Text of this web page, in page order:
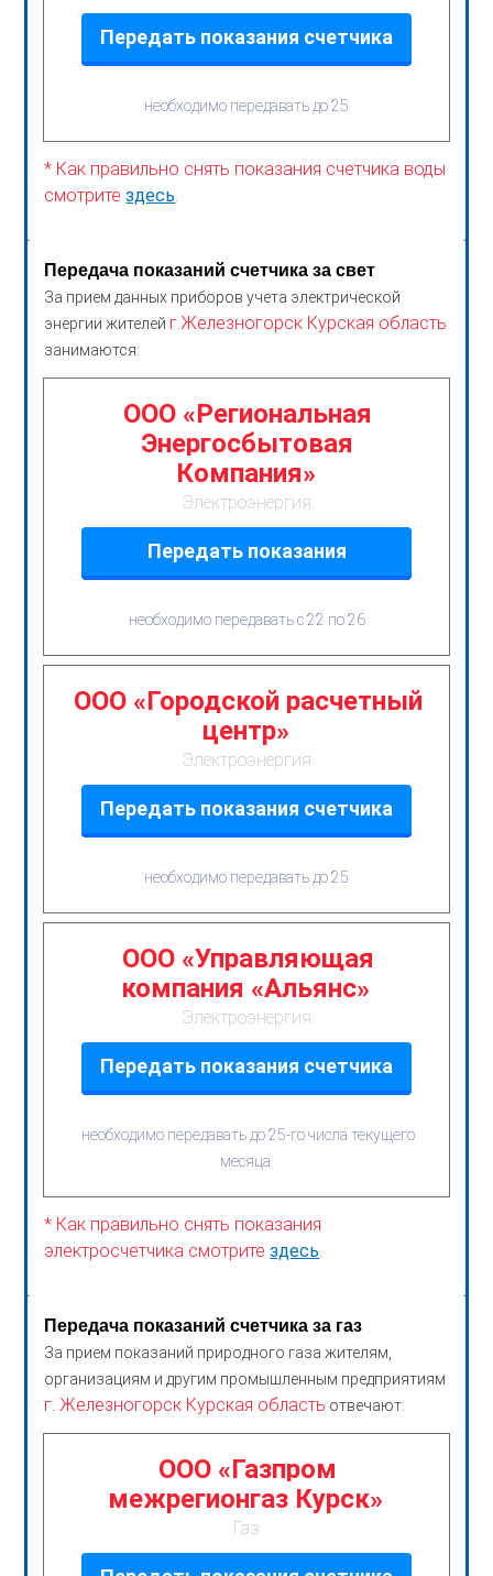
Передать показания счетчика
необходимо передавать до 25
* Как правильно снять показания счетчика воды
смотритездесь
Передача показаний счетчика за свет
За прием данных приборов учета электрической
энергии жителей г.Железногорск Курская область
занимаются:
ООО «Региональная
Энергосбытовая
Компания»
Электроэнергия
Передать показания
необходимо передавать с 22 по 26
ООО «Городской расчетный
центр»
Электроэнергия
Передать показания счетчика
необходимо передавать до 25
ООО «Управляющая
компания «Альянс»
Электроэнергия
Передать показания счетчика
необходимо передавать до 25-го числа текущего
месяца
* Как правильно снять показания
электросчетчика смотритездесь
Передача показаний счетчика за газ
За прием показаний природного газа жителям,
организациям и другим промышленным предприятиям
г. Железногорск Курская область отвечают:
ООО «Газпром
межрегионгаз Курск»
Газ